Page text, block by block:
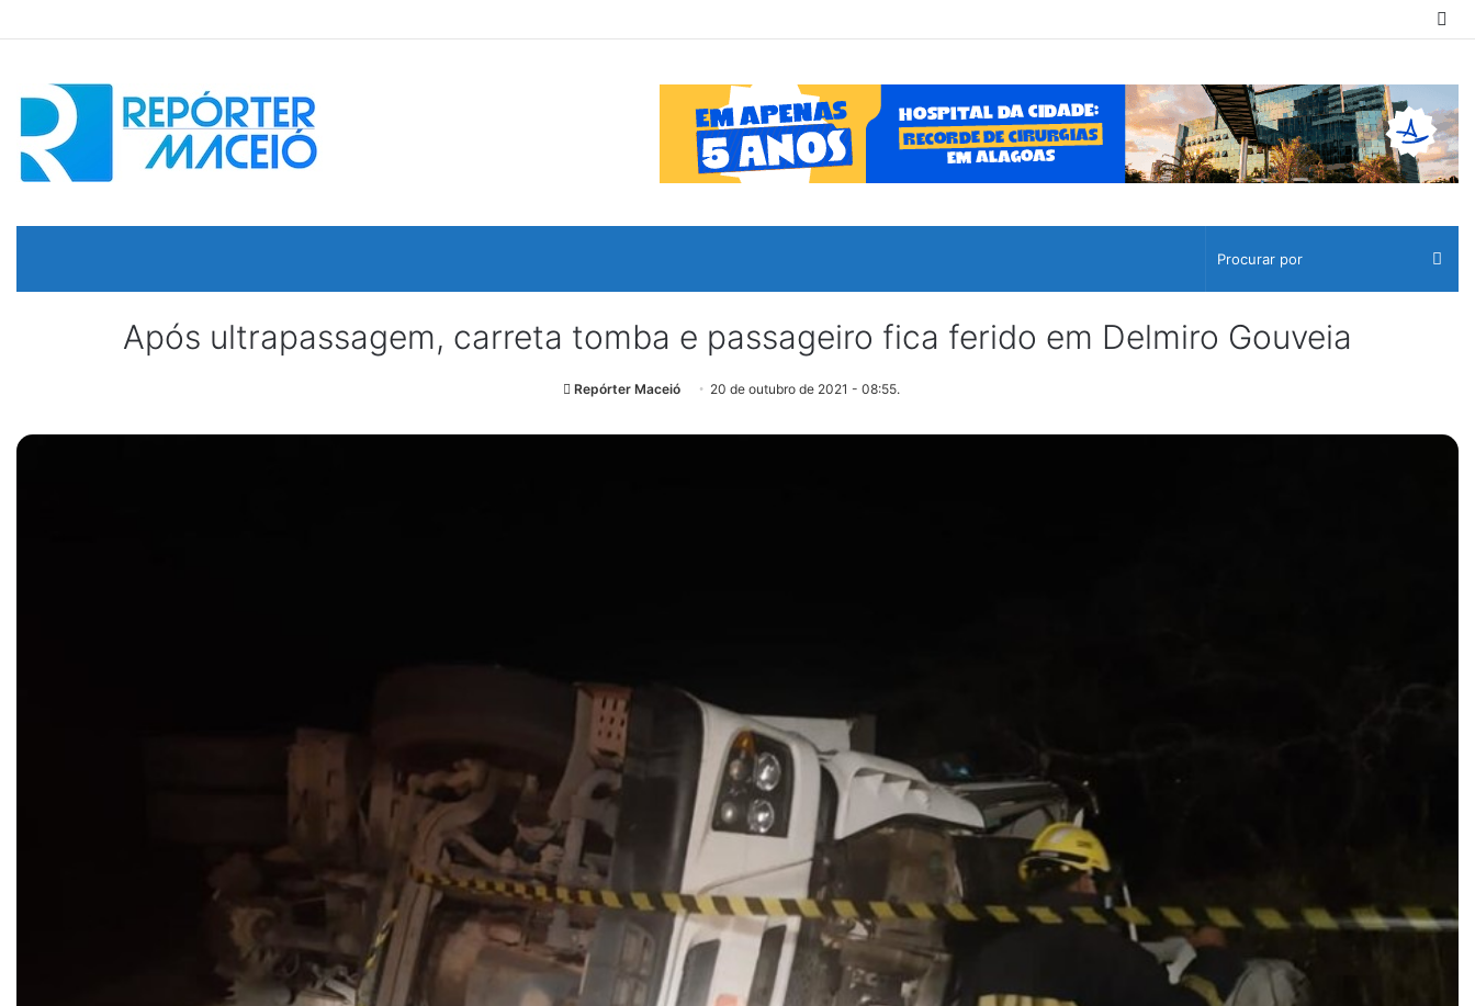
Após ultrapassagem, carreta tomba e passageiro fica ferido em Delmiro Gouveia
Repórter Maceió 20 de outubro de 2021 - 08:55.